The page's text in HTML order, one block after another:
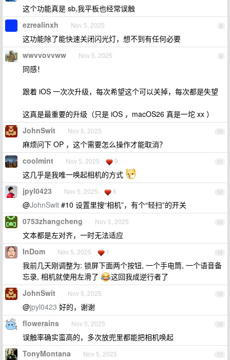
这个功能真是 sb,我平板也经常误触
8
ezrealinxh Nov 5, 2025
这功能除了能快速关闭闪光灯，想不到有任何必要
9
wwvvovvww Nov 5, 2025
同感！
跟着 iOS 一次次升级，每次希望这个可以关掉，每次都是失望
这真是最重要的升级（只是 iOS ，macOS26 真是一坨 xx ）
10
JohnSwit Nov 5, 2025
麻烦问下 OP ，这个需要怎么操作才能取消？
11
coolmint Nov 5, 2025 9
这几乎是我唯一唤起相机的方式
12
jpyl0423 Nov 5, 2025 6
@JohnSwit #10 设置里搜“相机”，有个“轻扫”的开关
13
0753zhangcheng Nov 5, 2025
文本都是左对齐，一时无法适应
14
InDom Nov 5, 2025 1
我前几天刚调整为: 锁屏下面两个按钮, 一个手电筒, 一个语音备
忘录, 相机就使用左滑了
这回我成逆行者了
15
JohnSwit Nov 5, 2025
@jpyl0423 好的，谢谢
16
flowerains Nov 5, 2025
误触率确实蛮高的，多次放兜里都能把相机唤起
17
TonyMontana Nov 5, 2025